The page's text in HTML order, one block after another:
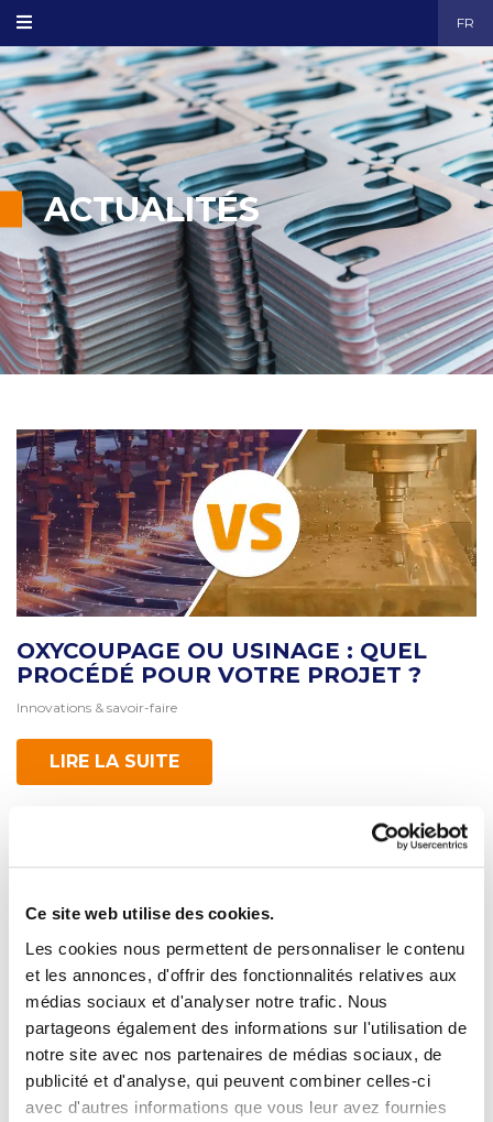
Ce site web utilise des cookies.
Les cookies nous permettent de personnaliser le contenu
et les annonces, d'offrir des fonctionnalités relatives aux
médias sociaux et d'analyser notre trafic. Nous
partageons également des informations sur l'utilisation de
notre site avec nos partenaires de médias sociaux, de
publicité et d'analyse, qui peuvent combiner celles-ci
avec d'autres informations que vous leur avez fournies
FR
ACTUALITÉS
taraudage
OXYCOUPAGE OU USINAGE : QUEL
PROCÉDÉ POUR VOTRE PROJET ?
Innovations & savoir-faire
LIRE LA SUITE
USINAGE DU MÉTAL : LES 4
OPÉRATIONS PRINCIPALES